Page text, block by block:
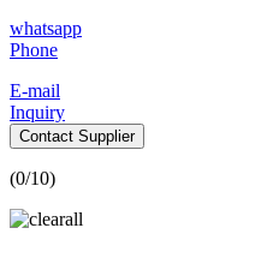
whatsapp
Phone
E-mail
Inquiry
Contact Supplier
(0/10)